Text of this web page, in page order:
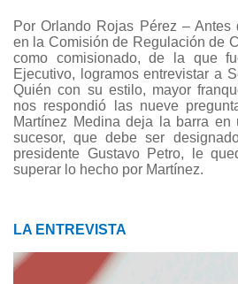
Por Orlando Rojas Pérez –
en la Comisión de Regulación de
como comisionado, de la que
Ejecutivo, logramos entrevistar a
Quién con su estilo, mayor
nos respondió las nueve
Martínez Medina deja la barra
sucesor, que debe ser
presidente Gustavo Petro, le
superar lo hecho por Martínez.
LA ENTREVISTA